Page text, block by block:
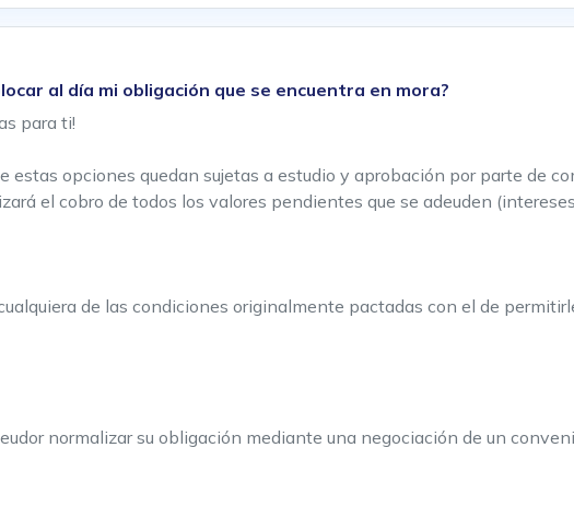
al día mi obligación que se encuentra en mora?
para ti!
estas opciones quedan sujetas a estudio y aprobación por parte de
el cobro de todos los valores pendientes que se adeuden
de las condiciones originalmente pactadas con el de
normalizar su obligación mediante una negociación de un